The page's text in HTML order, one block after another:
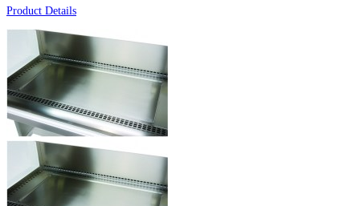
Product Details